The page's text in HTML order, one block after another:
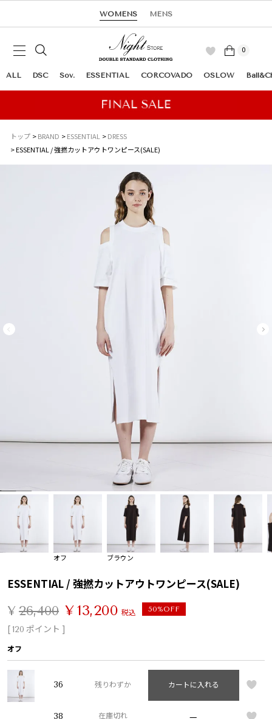
WOMENS MENS
0
ALL DSC Sov. ESSENTIAL CORCOVADO OSLOW
トップ BRAND ESSENTIAL
DRESS
ESSENTIAL / 強撚カットアウトワンピース(SALE)
オフ ブラウン
ESSENTIAL / 強撚カットアウトワンピース(SALE)
¥ 26,400 ¥13,200 税込 50%OFF
[120 ポイント ]
オフ
36 残りわずか カートに入れる
38 在庫切れ —